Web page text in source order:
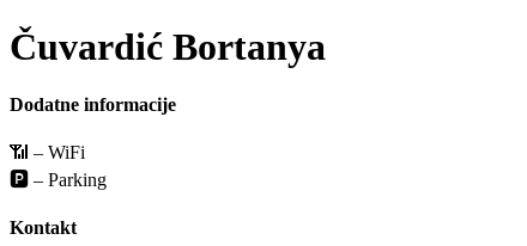
Čuvardić Bortanya
Dodatne informacije
📶 – WiFi
🅿️ – Parking
Kontakt